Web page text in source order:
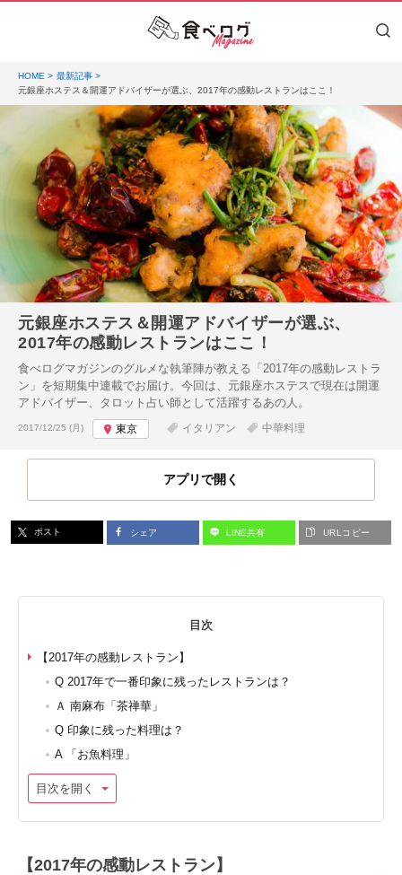
HOME
最新記事
元銀座ホステス＆開運アドバイザーが選ぶ、2017年の感動レストランはここ！
元銀座ホステス＆開運アドバイザーが選ぶ、
2017年の感動レストランはここ！
食べログマガジンのグルメな執筆陣が教える「2017年の感動レストラ
ン」を短期集中連載でお届け。今回は、元銀座ホステスで現在は開運
アドバイザー、タロット占い師として活躍するあの人。
投稿日:
2017/12/25 (月) 東京 イタリアン 中華料理
アプリで開く
ポスト シェア LINE共有 URLコピー
目次
【2017年の感動レストラン】
Q 2017年で一番印象に残ったレストランは？
Ａ 南麻布「茶禅華」
Q 印象に残った料理は？
A 「お魚料理」
目次を開く
【2017年の感動レストラン】